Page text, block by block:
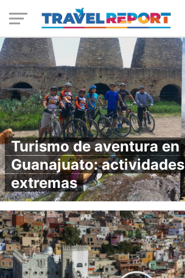
Turismo de aventura en
Guanajuato: actividades
extremas